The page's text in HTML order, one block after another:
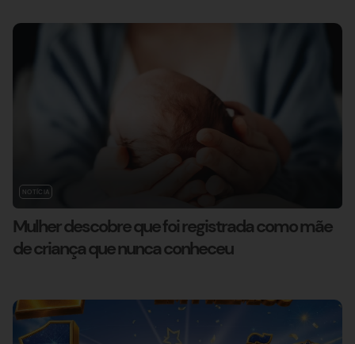
NOTÍCIA
Mulher descobre que foi registrada como mãe
de criança que nunca conheceu